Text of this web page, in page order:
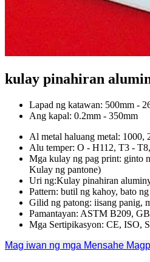
kulay pinahiran
Lapad ng katawan: 500mm -
Ang kapal: 0.2mm - 350mm
Al metal haluang metal: 1000,
Alu temper: O - H112, T3 -
Mga kulay ng pag print: ginto
Kulay ng pantone)
Uri ng:Kulay pinahiran
Pattern: butil ng kahoy, bato
Gilid ng patong: iisang panig,
Pamantayan: ASTM B209,
Mga Sertipikasyon: CE, ISO,
Mag iwan ng mga Mensahe